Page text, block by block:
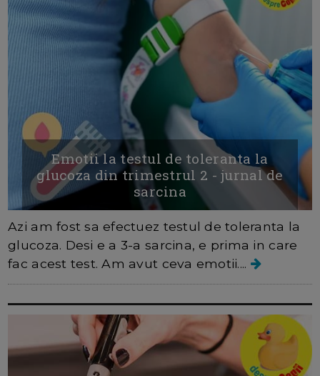
Emotii la testul de toleranta la
glucoza din trimestrul 2 - jurnal de
sarcina
Azi am fost sa efectuez testul de toleranta la
glucoza. Desi e a 3-a sarcina, e prima in care
fac acest test. Am avut ceva emotii....